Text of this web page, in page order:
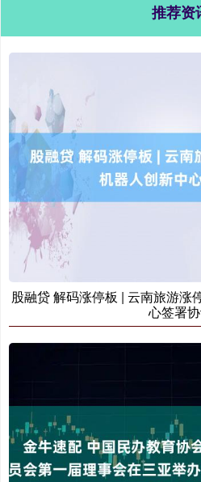
推荐资
股融贷 解码涨停板 | 云南旅游涨
心签署